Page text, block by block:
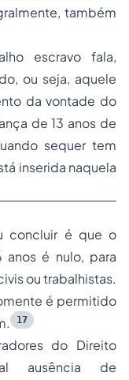
também
escravo fala,
ou seja, aquele
da vontade do
de 13 anos de
sequer tem
inserida naquela
concluir é que o
anos é nulo, para
ou trabalhistas.
é permitido
17
do Direito
ausência de